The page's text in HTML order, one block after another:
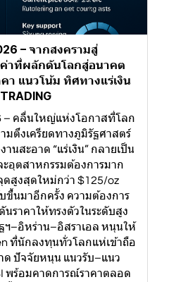
– จากสงครามสู่
าที่ผลักดันโลกสู่อนาคต
า แนวโน้ม ทิศทางแร่เงิน
– คลื่นใหญ่แห่งโอกาสที่โลก
ตึงเครียดทางภูมิรัฐศาสตร์
นสะอาด “แร่เงิน” กลายเป็น
อุตสาหกรรมต้องการมาก
ดสูงสุดใหม่กว่า $125/oz
นมาอีกครั้ง ความต้องการ
นราคาให้ทรงตัวในระดับสูง
ฯ–อิหร่าน–อิสราเอล หนุนให้
ที่นักลงทุนทั่วโลกแห่เข้าถือ
ด ปัจจัยหนุน แนวรับ–แนว
พร้อมคาดการณ์ราคาตลอด